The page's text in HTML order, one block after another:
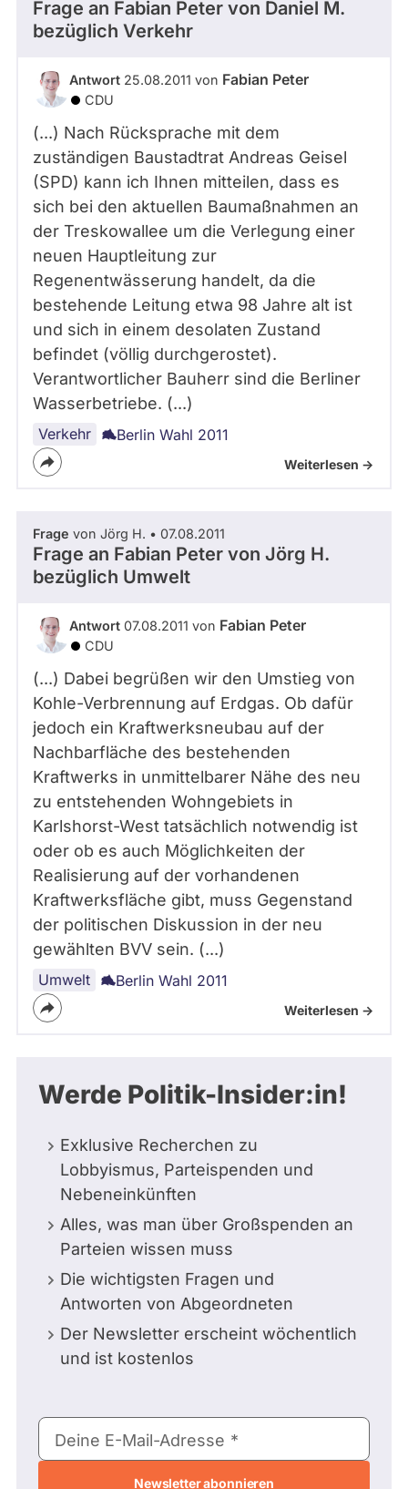
Frage an Fabian Peter von Daniel M.
bezüglich Verkehr
Antwort 25.08.2011 von Fabian Peter
CDU
(...) Nach Rücksprache mit dem
zuständigen Baustadtrat Andreas Geisel
(SPD) kann ich Ihnen mitteilen, dass es
sich bei den aktuellen Baumaßnahmen an
der Treskowallee um die Verlegung einer
neuen Hauptleitung zur
Regenentwässerung handelt, da die
bestehende Leitung etwa 98 Jahre alt ist
und sich in einem desolaten Zustand
befindet (völlig durchgerostet).
Verantwortlicher Bauherr sind die Berliner
Wasserbetriebe. (...)
Verkehr Berlin Wahl 2011
Weiterlesen ->
Frage von Jörg H. • 07.08.2011
Frage an Fabian Peter von Jörg H.
bezüglich Umwelt
Antwort 07.08.2011 von Fabian Peter
CDU
(...) Dabei begrüßen wir den Umstieg von
Kohle-Verbrennung auf Erdgas. Ob dafür
jedoch ein Kraftwerksneubau auf der
Nachbarfläche des bestehenden
Kraftwerks in unmittelbarer Nähe des neu
zu entstehenden Wohngebiets in
Karlshorst-West tatsächlich notwendig ist
oder ob es auch Möglichkeiten der
Realisierung auf der vorhandenen
Kraftwerksfläche gibt, muss Gegenstand
der politischen Diskussion in der neu
gewählten BVV sein. (...)
Umwelt Berlin Wahl 2011
Weiterlesen ->
Werde Politik-Insider:in!
Exklusive Recherchen zu
Lobbyismus, Parteispenden und
Nebeneinkünften
Alles, was man über Großspenden an
Parteien wissen muss
Die wichtigsten Fragen und
Antworten von Abgeordneten
Der Newsletter erscheint wöchentlich
und ist kostenlos
E-
Mail-
Deine E-Mail-Adresse